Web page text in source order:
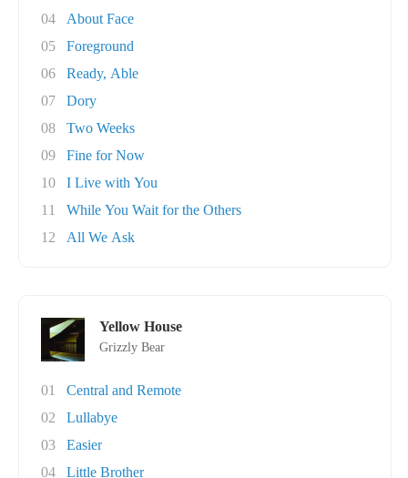
04
About Face
05
Foreground
06
Ready, Able
07
Dory
08
Two Weeks
09
Fine for Now
10
I Live with You
11
While You Wait for the Others
12
All We Ask
Yellow House
Grizzly Bear
01
Central and Remote
02
Lullabye
03
Easier
04
Little Brother